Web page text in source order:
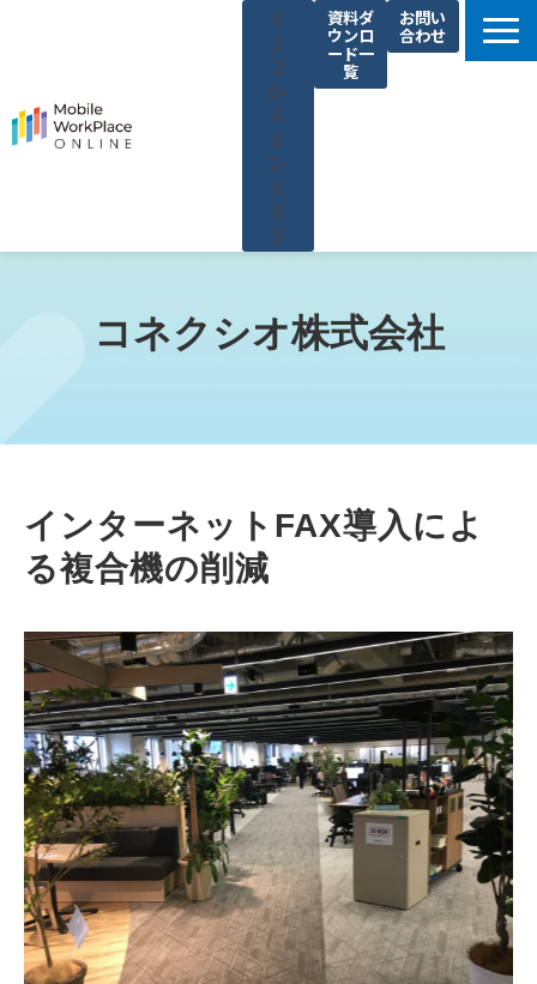
0
1
2
0-
6
8
2-
0
8
9
資料ダ
ウンロ
ード一
覧
お問い
合わせ
解決できる課題
コネクシオの強み
法人携帯お役立ち情報
運営会社
コネクシオ株式会社
インターネットFAX導入によ
る複合機の削減